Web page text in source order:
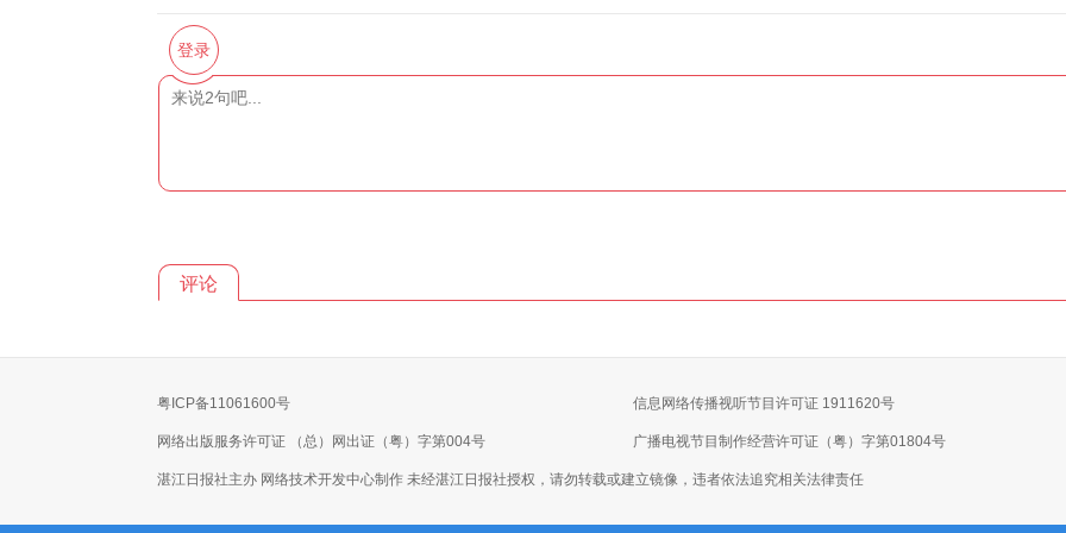
登录
评论
粤ICP备11061600号 信息网络传播视听节目许可证 1911620号
网络出版服务许可证 （总）网出证（粤）字第004号 广播电视节目制作经营许可证（粤）字第01804号
湛江日报社主办 网络技术开发中心制作 未经湛江日报社授权，请勿转载或建立镜像，违者依法追究相关法律责任